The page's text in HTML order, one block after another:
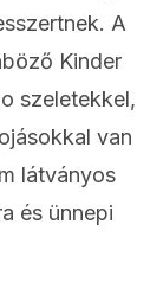
A
Kinder
szeletekkel,
van
látványos
és ünnepi